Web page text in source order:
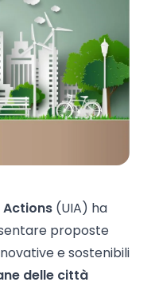
Actions (UIA) ha
proposte
e sostenibili
delle città